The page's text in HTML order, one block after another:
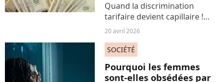
Quand la discrimination
tarifaire devient capillaire !
Mais pourquoi cela coûte si
une femme ? On s'est posé
sérieusement la question,
tout en proposant...
20 avril 2026
SOCIÉTÉ
Pourquoi les femmes
sont-elles obsédées par